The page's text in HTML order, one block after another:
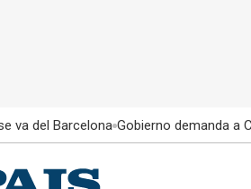
va del Barcelona Gobierno demanda a